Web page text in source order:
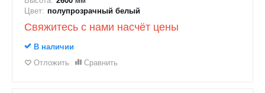
Цвет: полупрозрачный белый
Свяжитесь с нами насчёт цены
В наличии
Отложить
Сравнить